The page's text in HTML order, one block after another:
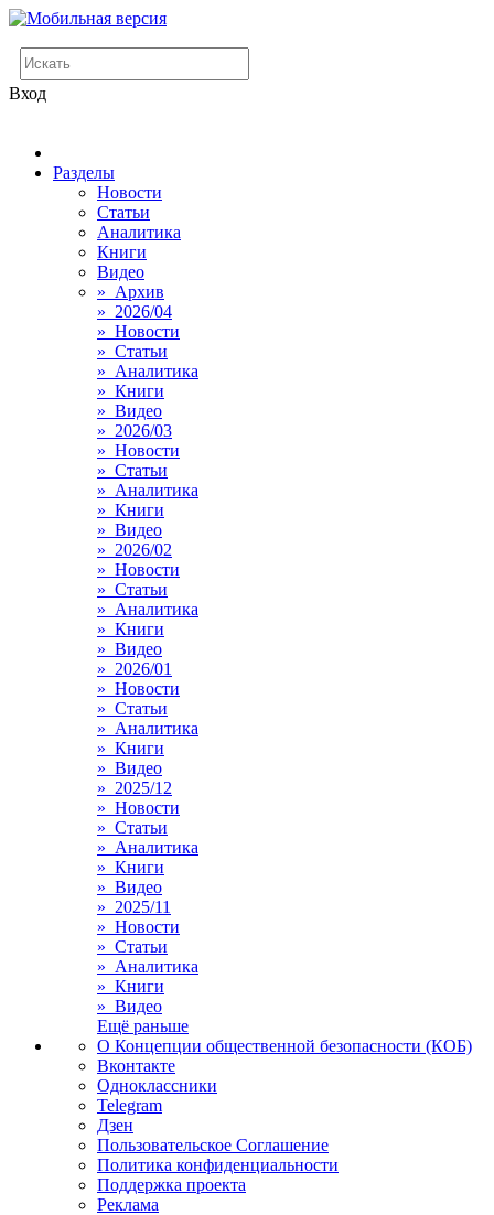
Вход
Разделы
Новости
Статьи
Аналитика
Книги
Видео
» Архив
» 2026/04
» Новости
» Статьи
» Аналитика
» Книги
» Видео
» 2026/03
» Новости
» Статьи
» Аналитика
» Книги
» Видео
» 2026/02
» Новости
» Статьи
» Аналитика
» Книги
» Видео
» 2026/01
» Новости
» Статьи
» Аналитика
» Книги
» Видео
» 2025/12
» Новости
» Статьи
» Аналитика
» Книги
» Видео
» 2025/11
» Новости
» Статьи
» Аналитика
» Книги
» Видео
Ещё раньше
О Концепции общественной безопасности (КОБ)
Вконтакте
Одноклассники
Telegram
Дзен
Пользовательское Соглашение
Политика конфиденциальности
Поддержка проекта
Реклама